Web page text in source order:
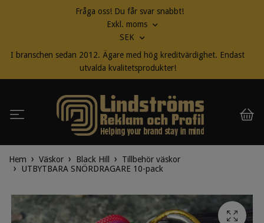
Fråga oss! Du får svar snabbt!
Exkl. moms
SEK
I branschen sedan 2012. Ägare med hög kreditvärdighet. Endast
utvalda kvalitetsprodukter!
Hem Väskor Black Hill
Tillbehör väskor
UTBYTBARA SNÖRDRAGARE 10-pack